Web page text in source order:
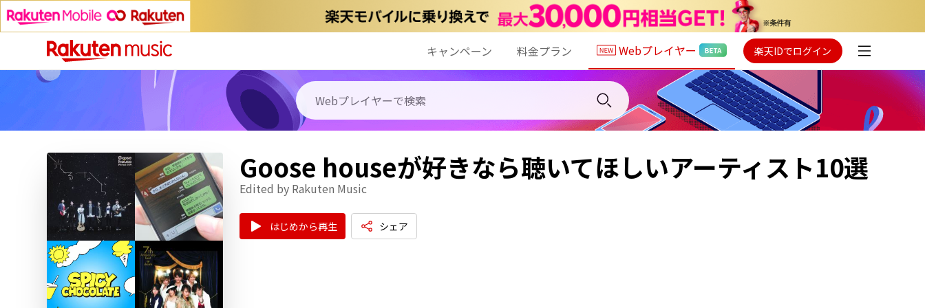
キャンペーン 料金プラン Webプレイヤー 楽天IDでログイン
Goose houseが好きなら聴いてほしいアーティスト10選
Edited by Rakuten Music
はじめから再生 シェア